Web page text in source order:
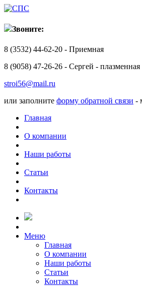
Звоните:
8 (3532) 44-62-20 - Приемная
8 (9058) 47-26-26 - Сергей - плазменная
stroi56@mail.ru
или заполните форму обратной связи -
Главная
О компании
Наши работы
Статьи
Контакты
Меню
Главная
О компании
Наши работы
Статьи
Контакты